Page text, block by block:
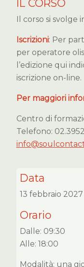
IL CORSO
Il corso si svolge
Iscrizioni: Per
per operatore
l’edizione qui
iscrizione on-line.
Per maggiori
Centro di
Telefono:
Data
13 febbraio 2027
Orario
Dalle: 09:30
Alle: 18:00
Modalità: una